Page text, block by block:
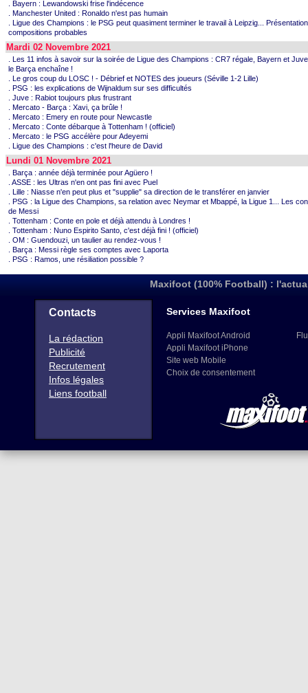
. Bayern : Lewandowski frise l'indécence
. Manchester United : Ronaldo n'est pas humain
. Ligue des Champions : le PSG peut quasiment terminer le travail à Leipzig...
compositions probables
Mardi 02 Novembre 2021
. Les 11 infos à savoir sur la soirée de Ligue des Champions : CR7 régale, Bayern et
le Barça enchaîne !
. Le gros coup du LOSC ! - Débrief et NOTES des joueurs (Séville 1-2 Lille)
. PSG : les explications de Wijnaldum sur ses difficultés
. Juve : Rabiot toujours plus frustrant
. Mercato - Barça : Xavi, ça brûle !
. Mercato : Emery en route pour Newcastle
. Mercato : Conte débarque à Tottenham ! (officiel)
. Mercato : le PSG accélère pour Adeyemi
. Ligue des Champions : c'est l'heure de David
Lundi 01 Novembre 2021
. Barça : année déjà terminée pour Agüero !
. ASSE : les Ultras n'en ont pas fini avec Puel
. Lille : Niasse n'en peut plus et "supplie" sa direction de le transférer en janvier
. PSG : la Ligue des Champions, sa relation avec Neymar et Mbappé, la Ligue 1... Les
de Messi
. Tottenham : Conte en pole et déjà attendu à Londres !
. Tottenham : Nuno Espirito Santo, c'est déjà fini ! (officiel)
. OM : Guendouzi, un taulier au rendez-vous !
. Barça : Messi règle ses comptes avec Laporta
. PSG : Ramos, une résiliation possible ?
Maxifoot (100% Football) :
Contacts
La rédaction
Publicité
Recrutement
Infos légales
Liens football
Services Maxifoot
Appli Maxifoot Android
Appli Maxifoot iPhone
Site web Mobile
Choix de consentement